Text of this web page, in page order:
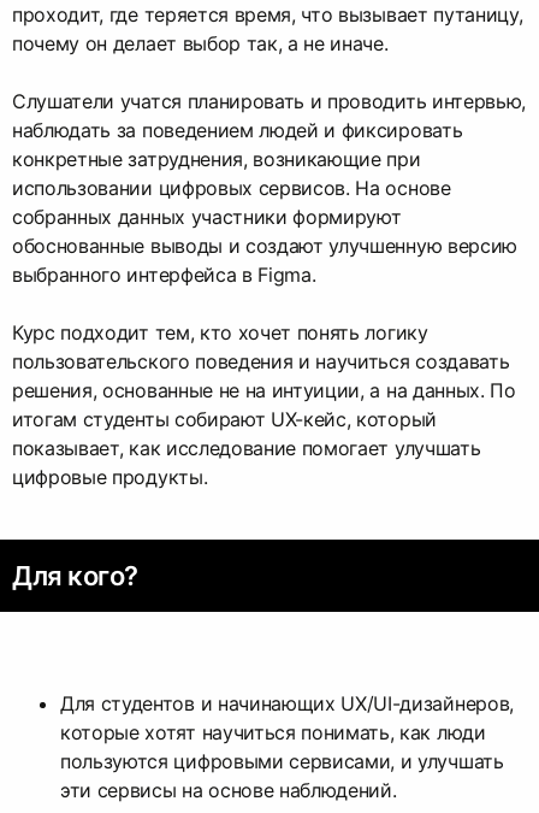
проходит, где теряется время, что вызывает путаницу,
почему он делает выбор так, а не иначе.
Слушатели учатся планировать и проводить интервью,
наблюдать за поведением людей и фиксировать
конкретные затруднения, возникающие при
использовании цифровых сервисов. На основе
собранных данных участники формируют
обоснованные выводы и создают улучшенную версию
выбранного интерфейса в Figma.
Курс подходит тем, кто хочет понять логику
пользовательского поведения и научиться создавать
решения, основанные не на интуиции, а на данных. По
итогам студенты собирают UX-кейс, который
показывает, как исследование помогает улучшать
цифровые продукты.
Для кого?
Для студентов и начинающих UX/UI-дизайнеров,
которые хотят научиться понимать, как люди
пользуются цифровыми сервисами, и улучшать
эти сервисы на основе наблюдений.